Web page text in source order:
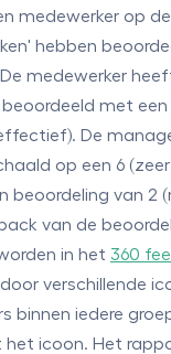
medewerker op
hebben
medewerker
met een
De
op een 6
beoordeling van 2
van de
in het 360
verschillende
binnen iedere
het icoon. Het